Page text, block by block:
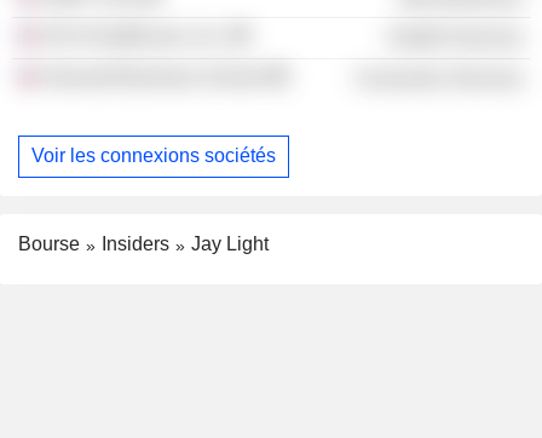
Voir les connexions sociétés
Bourse Insiders Jay Light